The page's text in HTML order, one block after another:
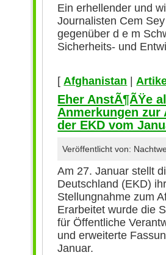
Ein erhellender und
Journalisten Cem
gegenüber d e m
Sicherheits- und
[Afghanistan |
Eher AnstÃ¶ÃŸe
Anmerkungen zur
der EKD vom
Veröffentlicht von:
Am 27. Januar stellt
Deutschland (EKD)
Stellungnahme zum
Erarbeitet wurde die
für Öffentliche
und erweiterte
Januar.